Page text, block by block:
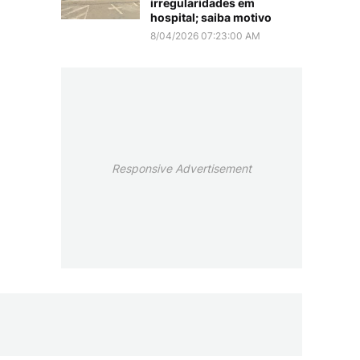
irregularidades em
hospital; saiba motivo
8/04/2026 07:23:00 AM
Responsive Advertisement